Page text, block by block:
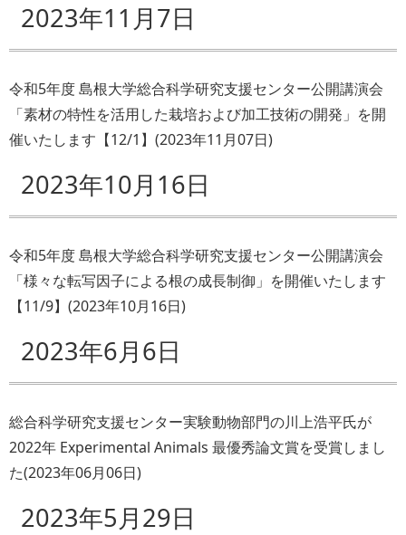
2023年11月7日
令和5年度 島根大学総合科学研究支援センター公開講演会
「素材の特性を活用した栽培および加工技術の開発」を開
催いたします【12/1】 (2023年11月07日)
2023年10月16日
令和5年度 島根大学総合科学研究支援センター公開講演会
「様々な転写因子による根の成長制御」を開催いたします
【11/9】 (2023年10月16日)
2023年6月6日
総合科学研究支援センター実験動物部門の川上浩平氏が
2022年 Experimental Animals 最優秀論文賞を受賞しまし
た(2023年06月06日)
2023年5月29日